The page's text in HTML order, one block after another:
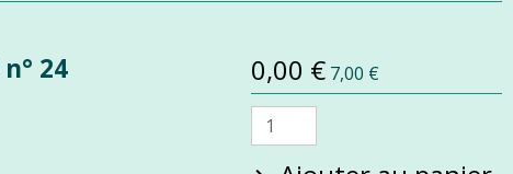
Prix
promo
0,00 € Prix
normal
7,00 €
Quantité
n° 24